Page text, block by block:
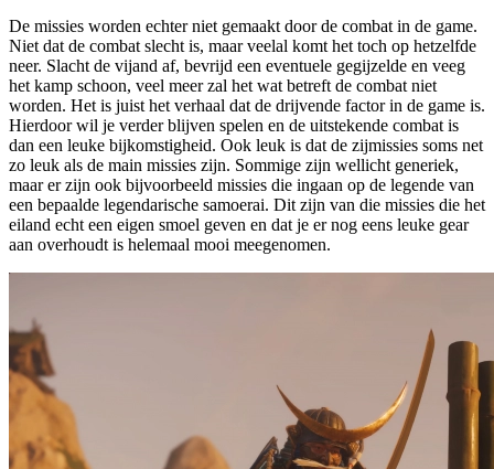
De missies worden echter niet gemaakt door de combat in de game.
Niet dat de combat slecht is, maar veelal komt het toch op hetzelfde
neer. Slacht de vijand af, bevrijd een eventuele gegijzelde en veeg
het kamp schoon, veel meer zal het wat betreft de combat niet
worden. Het is juist het verhaal dat de drijvende factor in de game is.
Hierdoor wil je verder blijven spelen en de uitstekende combat is
dan een leuke bijkomstigheid. Ook leuk is dat de zijmissies soms net
zo leuk als de main missies zijn. Sommige zijn wellicht generiek,
maar er zijn ook bijvoorbeeld missies die ingaan op de legende van
een bepaalde legendarische samoerai. Dit zijn van die missies die het
eiland echt een eigen smoel geven en dat je er nog eens leuke gear
aan overhoudt is helemaal mooi meegenomen.